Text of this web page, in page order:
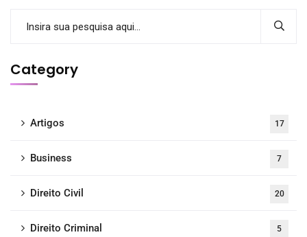
Category
Artigos 17
Business 7
Direito Civil 20
Direito Criminal 5